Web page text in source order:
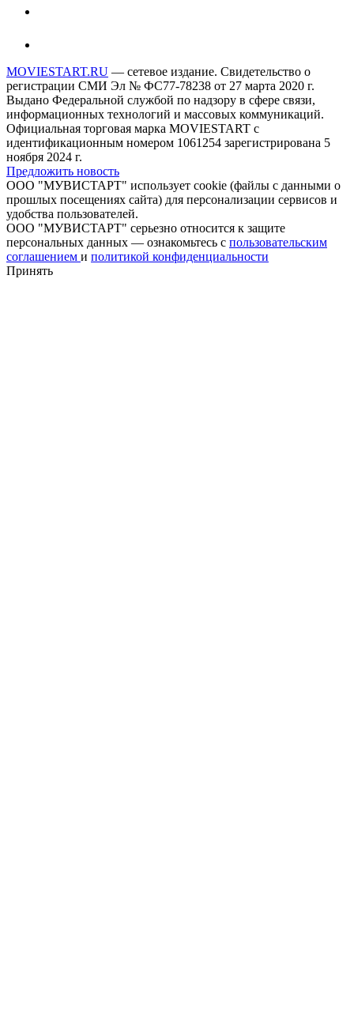
MOVIESTART.RU — сетевое издание. Свидетельство о
регистрации СМИ Эл № ФС77-78238 от 27 марта 2020 г.
Выдано Федеральной службой по надзору в сфере связи,
информационных технологий и массовых коммуникаций.
Официальная торговая марка MOVIESTART с
идентификационным номером 1061254 зарегистрирована 5
ноября 2024 г.
Предложить новость
ООО "МУВИСТАРТ" использует cookie (файлы с данными о
прошлых посещениях сайта) для персонализации сервисов и
удобства пользователей.
ООО "МУВИСТАРТ" серьезно относится к защите
персональных данных — ознакомьтесь с пользовательским
соглашением и политикой конфиденциальности
Принять